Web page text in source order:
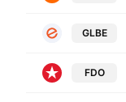
GLBE
FDO